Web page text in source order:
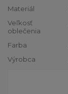
Materiál
Veľkosť
oblečenia
Farba
Výrobca